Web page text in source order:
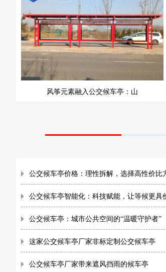
风筝元素融入公交候车亭：山
公交候车亭价格：理性拆解，选择高性价比
公交候车亭智能化：科技赋能，让等候更具
公交候车亭：城市公共空间的“温暖守护者”
这家公交候车亭厂家非标定制公交候车亭
公交候车亭厂家带来遮风挡雨的候车亭